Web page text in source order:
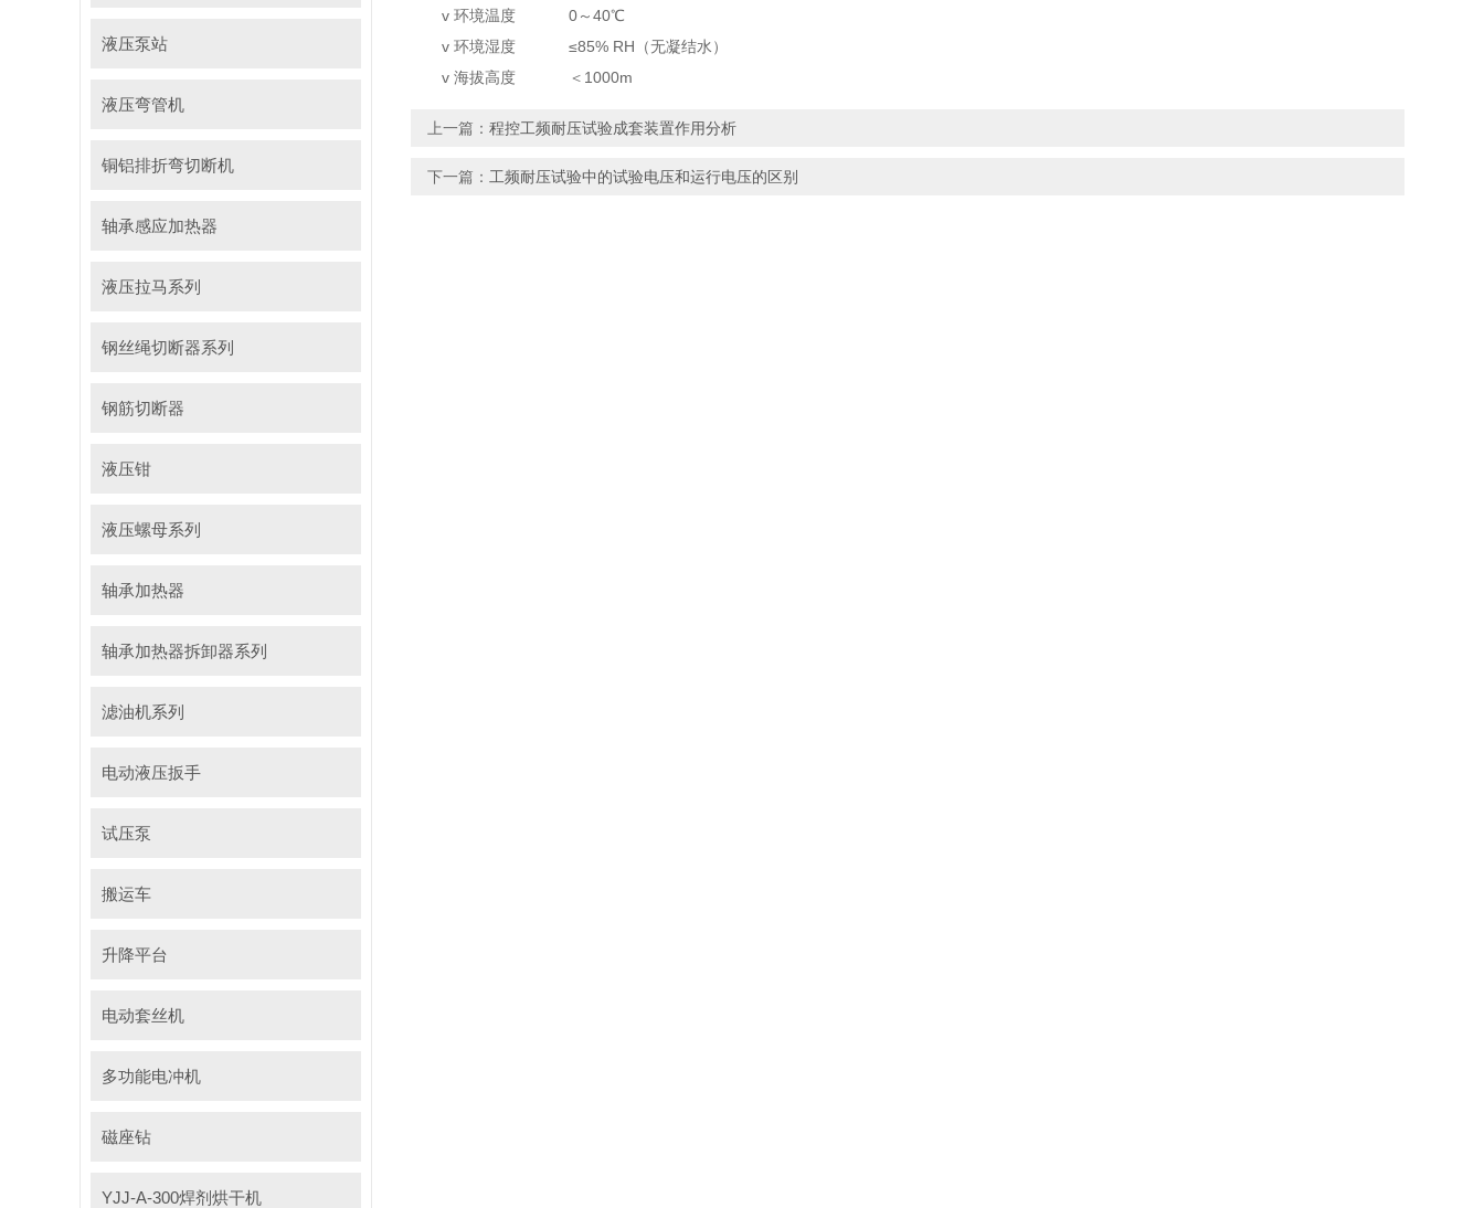
液压泵站
液压弯管机
铜铝排折弯切断机
轴承感应加热器
液压拉马系列
钢丝绳切断器系列
钢筋切断器
液压钳
液压螺母系列
轴承加热器
轴承加热器拆卸器系列
滤油机系列
电动液压扳手
试压泵
搬运车
升降平台
电动套丝机
多功能电冲机
磁座钻
YJJ-A-300焊剂烘干机
v 环境温度 0～40℃
v 环境湿度 ≤85% RH（无凝结水）
v 海拔高度 ＜1000m
上一篇： 程控工频耐压试验成套装置作用分析
下一篇： 工频耐压试验中的试验电压和运行电压的区别